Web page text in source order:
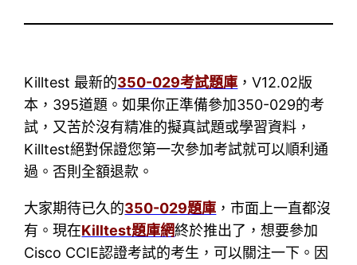
Killtest 最新的350-029考試題庫 ，V12.02版
本，395道題。如果你正準備參加350-029的考
試，又苦於沒有精准的擬真試題或學習資料，
Killtest絕對保證您第一次參加考試就可以順利通
過。否則全額退款。
大家期待已久的350-029題庫 ，市面上一直都沒
有。現在Killtest題庫網終於推出了，想要參加
Cisco CCIE認證考試的考生，可以關注一下。因